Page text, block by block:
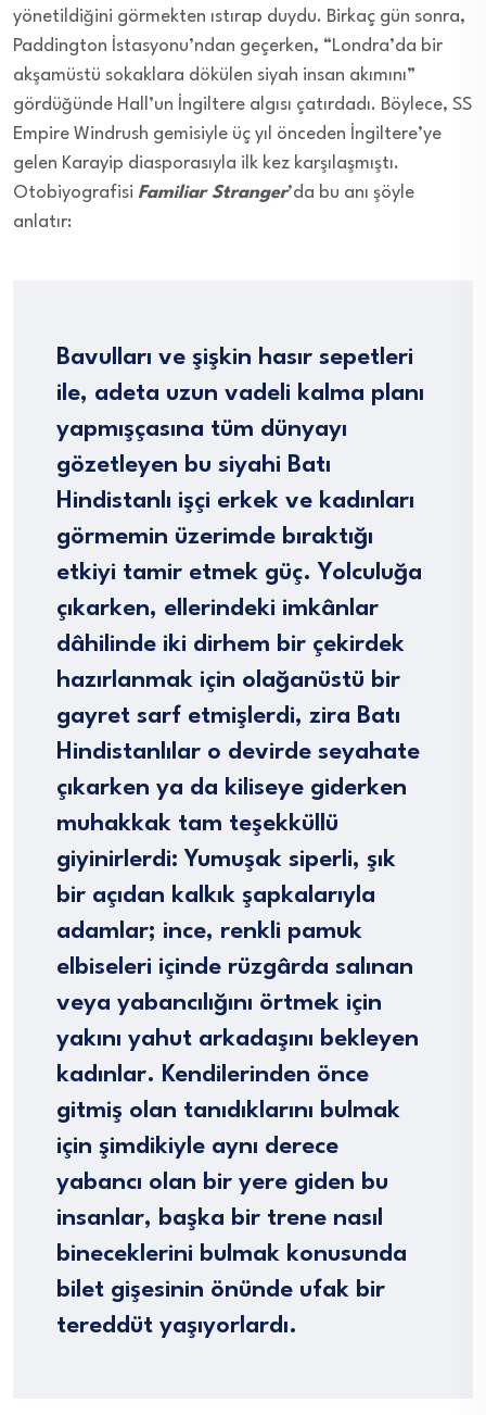
yönetildiğini görmekten ıstırap duydu. Birkaç gün sonra,
Paddington İstasyonu’ndan geçerken, “Londra’da bir
akşamüstü sokaklara dökülen siyah insan akımını”
gördüğünde Hall’un İngiltere algısı çatırdadı. Böylece, SS
Empire Windrush gemisiyle üç yıl önceden İngiltere’ye
gelen Karayip diasporasıyla ilk kez karşılaşmıştı.
Otobiyografisi Familiar Stranger’da bu anı şöyle
anlatır:
Bavulları ve şişkin hasır sepetleri
ile, adeta uzun vadeli kalma planı
yapmışçasına tüm dünyayı
gözetleyen bu siyahi Batı
Hindistanlı işçi erkek ve kadınları
görmemin üzerimde bıraktığı
etkiyi tamir etmek güç. Yolculuğa
çıkarken, ellerindeki imkânlar
dâhilinde iki dirhem bir çekirdek
hazırlanmak için olağanüstü bir
gayret sarf etmişlerdi, zira Batı
Hindistanlılar o devirde seyahate
çıkarken ya da kiliseye giderken
muhakkak tam teşekküllü
giyinirlerdi: Yumuşak siperli, şık
bir açıdan kalkık şapkalarıyla
adamlar; ince, renkli pamuk
elbiseleri içinde rüzgârda salınan
veya yabancılığını örtmek için
yakını yahut arkadaşını bekleyen
kadınlar. Kendilerinden önce
gitmiş olan tanıdıklarını bulmak
için şimdikiyle aynı derece
yabancı olan bir yere giden bu
insanlar, başka bir trene nasıl
bineceklerini bulmak konusunda
bilet gişesinin önünde ufak bir
tereddüt yaşıyorlardı.